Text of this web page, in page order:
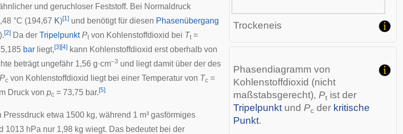
Trockeneis
Phasendiagramm von
Kohlenstoffdioxid (nicht
maßstabsgerecht), Pt ist der
Tripelpunkt und Pc der kritische
Punkt.
und geruchloser Feststoff. Bei Normaldruck
°C (194,67 K)[1] und benötigt für diesen Phasenübergang
[2] Da der Tripelpunkt Pt von Kohlenstoffdioxid bei Tt =
bar liegt, [3] [4] kann Kohlenstoffdioxid erst oberhalb von
beträgt ungefähr 1,56 g·cm–3 und liegt damit über der des
Pc von Kohlenstoffdioxid liegt bei einer Temperatur von Tc =
Druck von pc = 73,75 bar. [5]
Pressdruck etwa 1500 kg, während 1 m³ gasförmiges
1013 hPa nur 1,98 kg wiegt. Das bedeutet bei der